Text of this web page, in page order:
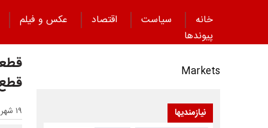
خانه سیاست اقتصاد
عکس و فیلم
پیوند‌ها
۱۹ شهریور ۱۴۰۳ - ۰۹:۱۱
Markets
نیازمندیها